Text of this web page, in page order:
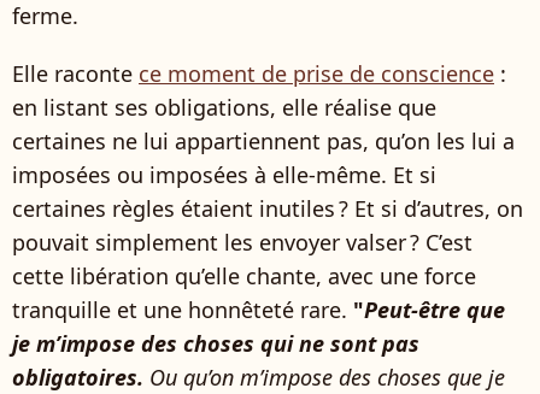
ferme.
Elle raconte ce moment de prise de conscience :
en listant ses obligations, elle réalise que
certaines ne lui appartiennent pas, qu’on les lui a
imposées ou imposées à elle-même. Et si
certaines règles étaient inutiles ? Et si d’autres, on
pouvait simplement les envoyer valser ? C’est
cette libération qu’elle chante, avec une force
tranquille et une honnêteté rare. "Peut-être que
je m’impose des choses qui ne sont pas
obligatoires. Ou qu’on m’impose des choses que je